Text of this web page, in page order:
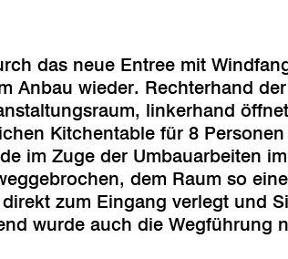
das neue Entree mit
Anbau wieder. Rechterhand
linkerhand
Kitchentable für 8
im Zuge der Umbauarbeiten
dem Raum so
zum Eingang verlegt und
wurde auch die Wegführung